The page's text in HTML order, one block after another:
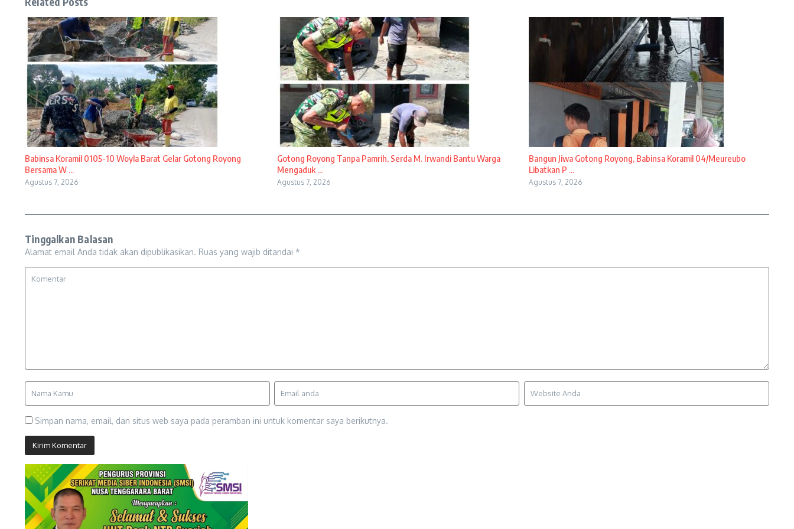
Babinsa Koramil 0105-10 Woyla Barat Gelar Gotong Royong
Bersama W ...
Agustus 7, 2026
Gotong Royong Tanpa Pamrih, Serda M. Irwandi Bantu Warga
Mengaduk ...
Agustus 7, 2026
Bangun Jiwa Gotong Royong, Babinsa Koramil 04/Meureubo
Libatkan P ...
Agustus 7, 2026
Tinggalkan Balasan
Alamat email Anda tidak akan dipublikasikan. Ruas yang wajib ditandai *
Simpan nama, email, dan situs web saya pada peramban ini untuk komentar saya berikutnya.